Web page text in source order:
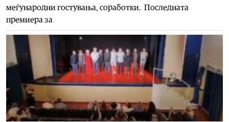
меѓународни гостувања, соработки. Последната
премиера за